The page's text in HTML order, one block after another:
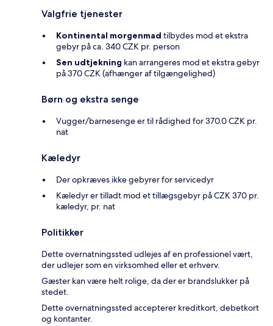
Valgfrie tjenester
Kontinental morgenmad tilbydes mod et ekstra
gebyr på ca. 340 CZK pr. person
Sen udtjekning kan arrangeres mod et ekstra gebyr
på 370 CZK (afhænger af tilgængelighed)
Børn og ekstra senge
Vugger/barnesenge er til rådighed for 370.0 CZK pr.
nat
Kæledyr
Der opkræves ikke gebyrer for servicedyr
Kæledyr er tilladt mod et tillægsgebyr på CZK 370 pr.
kæledyr, pr. nat
Politikker
Dette overnatningssted udlejes af en professionel vært,
der udlejer som en virksomhed eller et erhverv.
Gæster kan være helt rolige, da der er brandslukker på
stedet.
Dette overnatningssted accepterer kreditkort, debetkort
og kontanter.